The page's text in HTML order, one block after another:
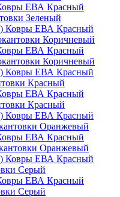
ЕВА Красный
Зеленый
ЕВА Красный
Коричневый
ЕВА Красный
Красный
ЕВА Красный
Оранжевый
ЕВА Красный
Серый